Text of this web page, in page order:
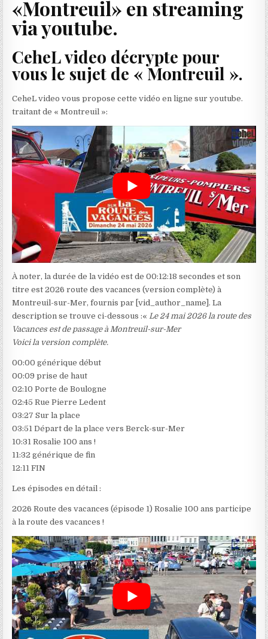
«Montreuil» en streaming
via youtube.
CeheL video décrypte pour
vous le sujet de « Montreuil ».
CeheL video vous propose cette vidéo en ligne sur youtube.
traitant de « Montreuil »:
À noter, la durée de la vidéo est de 00:12:18 secondes et son
titre est 2026 route des vacances (version complète) à
Montreuil-sur-Mer, fournis par [vid_author_name]. La
description se trouve ci-dessous :« Le 24 mai 2026 la route des
Vacances est de passage à Montreuil-sur-Mer
Voici la version complète.
00:00 générique début
00:09 prise de haut
02:10 Porte de Boulogne
02:45 Rue Pierre Ledent
03:27 Sur la place
03:51 Départ de la place vers Berck-sur-Mer
10:31 Rosalie 100 ans !
11:32 générique de fin
12:11 FIN
Les épisodes en détail :
2026 Route des vacances (épisode 1) Rosalie 100 ans participe
à la route des vacances !